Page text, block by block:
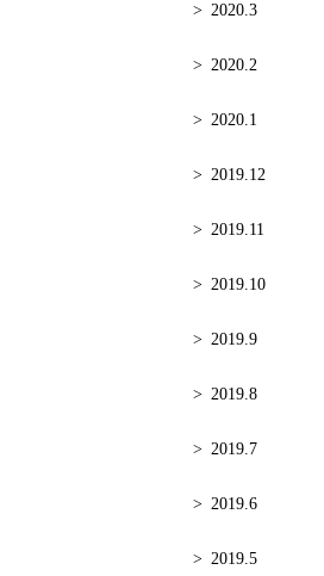
2020.3
2020.2
2020.1
2019.12
2019.11
2019.10
2019.9
2019.8
2019.7
2019.6
2019.5